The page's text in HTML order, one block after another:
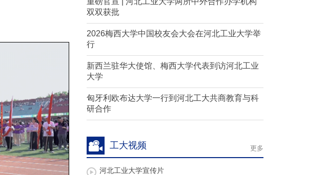
双双获批
2026梅西大学中国校友会大会在河北工业大学举
行
新西兰驻华大使馆、梅西大学代表到访河北工业
大学
匈牙利欧布达大学一行到河北工大共商教育与科
研合作
更多
工大视频
河北工业大学宣传片